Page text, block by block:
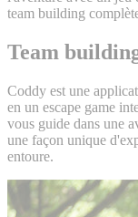
team building
Team
Coddy est une
en un escape game
vous guide dans une
une façon unique
entoure.